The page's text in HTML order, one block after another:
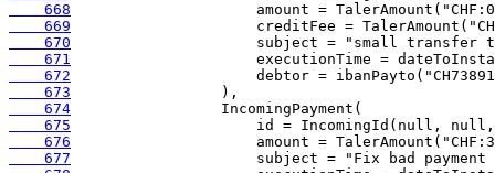
    668
    669
    670
    671
    672
    673
    674
    675
    676
    677